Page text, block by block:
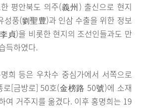
평안북도 의주(義州) 출신으로 현지
성풍(劉聖豊)과 인삼 수출을 위한 정보
貞)을 비롯한 현지의 조선인들과도 만
득하였다.
희 등은 우차수 중심가에서 서쪽으로
로[금방로] 50호(金榜路 50號)에 소재
여 거주지를 옮겼다. 이후 홍명희는 19